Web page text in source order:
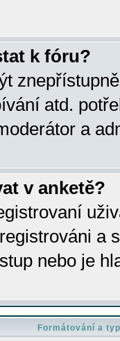
k fóru?
atd.
a
v anketě?
a
nebo je
Formátování a